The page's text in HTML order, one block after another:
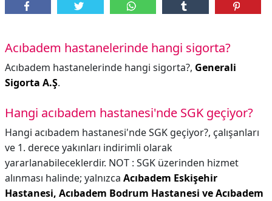
Acıbadem hastanelerinde hangi sigorta?
Acıbadem hastanelerinde hangi sigorta?, Generali
Sigorta A.Ş.
Hangi acıbadem hastanesi'nde SGK geçiyor?
Hangi acıbadem hastanesi'nde SGK geçiyor?, çalışanları
ve 1. derece yakınları indirimli olarak
yararlanabileceklerdir. NOT : SGK üzerinden hizmet
alınması halinde; yalnızca Acıbadem Eskişehir
Hastanesi, Acıbadem Bodrum Hastanesi ve Acıbadem